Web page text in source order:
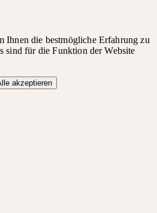
Ihnen die bestmögliche Erfahrung zu
sind für die Funktion der Website
akzeptieren